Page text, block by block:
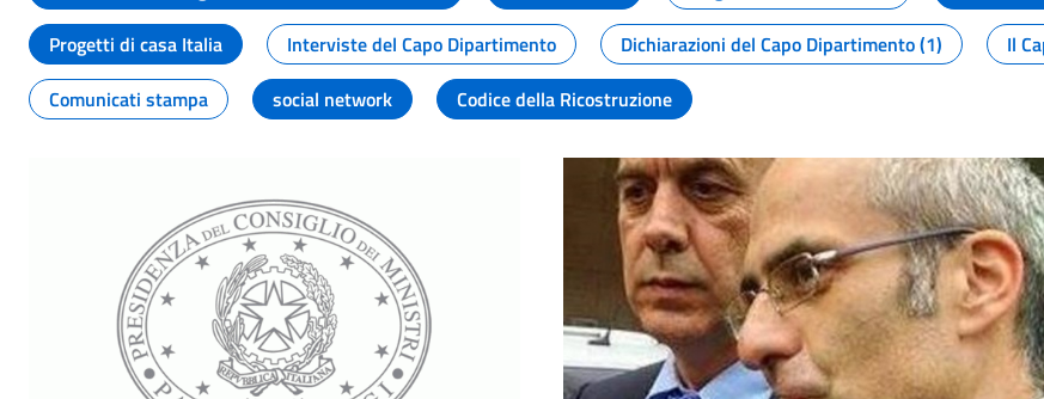
Progetti di casa Italia
Interviste del Capo Dipartimento Dichiarazioni del Capo Dipartimento (1) Il
Comunicati stampa
social network Codice della Ricostruzione